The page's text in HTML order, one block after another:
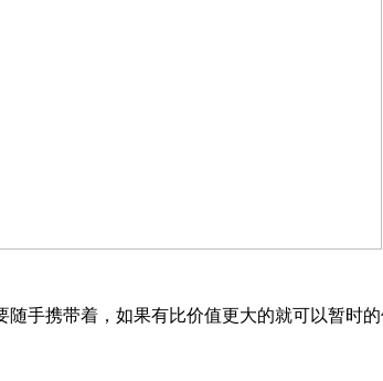
手携带着，如果有比价值更大的就可以暂时